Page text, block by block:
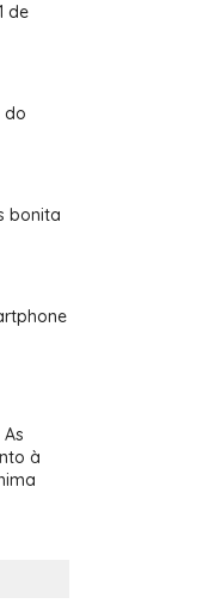
de
do
bonita
à